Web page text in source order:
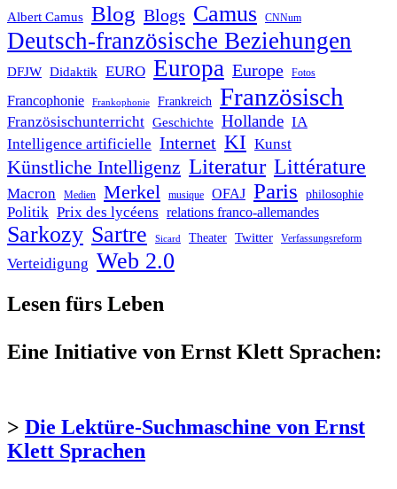
Albert Camus Blog Blogs Camus CNNum
Deutsch-französische Beziehungen
DFJW Didaktik EURO Europa Europe Fotos
Francophonie Frankophonie Frankreich Französisch
Französischunterricht Geschichte Hollande IA
Intelligence artificielle Internet KI Kunst
Künstliche Intelligenz Literatur Littérature
Macron Medien Merkel musique OFAJ Paris philosophie
Politik Prix des lycéens relations franco-allemandes
Sarkozy Sartre Sicard Theater Twitter Verfassungsreform
Verteidigung Web 2.0
Lesen fürs Leben
Eine Initiative von Ernst Klett Sprachen:
> Die Lektüre-Suchmaschine von Ernst
Klett Sprachen